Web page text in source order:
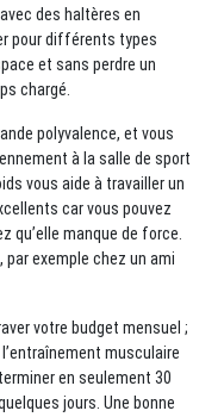
des haltères en
pour différents types
et sans perdre un
chargé.
polyvalence, et vous
à la salle de sport
vous aide à travailler un
car vous pouvez
qu’elle manque de force.
exemple chez un ami
votre budget mensuel ;
musculaire
en seulement 30
jours. Une bonne